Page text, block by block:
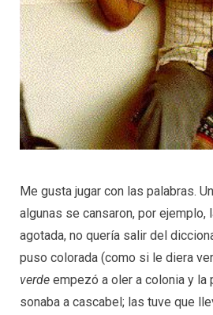
Me gusta jugar con las palabras.
algunas se cansaron, por ejemplo,
agotada, no quería salir del
puso colorada (como si le diera
verde empezó a oler a colonia y la
sonaba a cascabel; las tuve que